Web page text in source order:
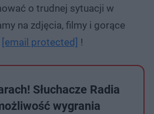
o trudnej sytuacji w
na zdjęcia, filmy i gorące
[email protected] !
Słuchacze Radia
wygrania